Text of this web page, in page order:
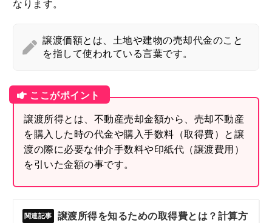
なります。
譲渡価額とは、土地や建物の売却代金のこと
を指して使われている言葉です。
譲渡所得とは、不動産売却金額から、売却不動産
を購入した時の代金や購入手数料（取得費）と譲
渡の際に必要な仲介手数料や印紙代（譲渡費用）
を引いた金額の事です。
譲渡所得を知るための取得費とは？計算方